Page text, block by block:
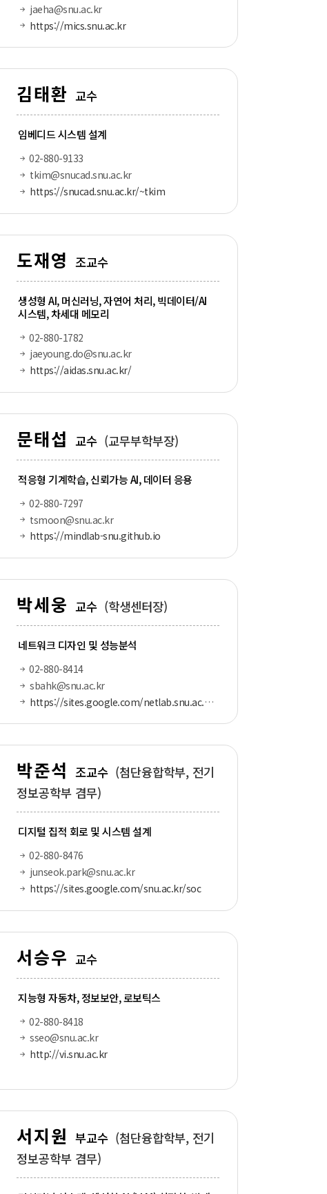
jaeha@snu.ac.kr
https://mics.snu.ac.kr
김태환 교수
임베디드 시스템 설계
02-880-9133
tkim@snucad.snu.ac.kr
https://snucad.snu.ac.kr/~tkim
도재영 조교수
생성형 AI, 머신러닝, 자연어 처리, 빅데이터/AI
시스템, 차세대 메모리
02-880-1782
jaeyoung.do@snu.ac.kr
https://aidas.snu.ac.kr/
문태섭 교수 (교무부학부장)
적응형 기계학습, 신뢰가능 AI, 데이터 응용
02-880-7297
tsmoon@snu.ac.kr
https://mindlab-snu.github.io
박세웅 교수 (학생센터장)
네트워크 디자인 및 성능분석
02-880-8414
sbahk@snu.ac.kr
https://sites.google.com/netlab.snu.ac.kr/netlabhome
박준석 조교수 (첨단융합학부, 전기
정보공학부 겸무)
디지털 집적 회로 및 시스템 설계
02-880-8476
junseok.park@snu.ac.kr
https://sites.google.com/snu.ac.kr/soc
서승우 교수
지능형 자동차, 정보보안, 로보틱스
02-880-8418
sseo@snu.ac.kr
http://vi.snu.ac.kr
서지원 부교수 (첨단융합학부, 전기
정보공학부 겸무)